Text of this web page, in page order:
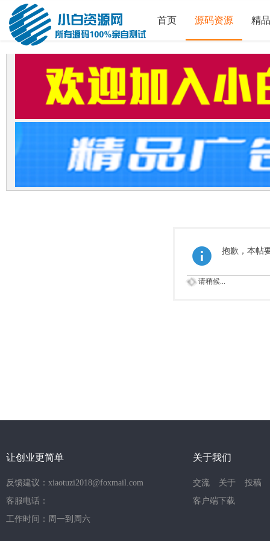
首页 源码资源 精
抱歉，本帖
请稍候...
让创业更简单
反馈建议：xiaotuzi2018@foxmail.com
客服电话：
工作时间：周一到周六
关于我们
交流 关于
投稿
客户端下载